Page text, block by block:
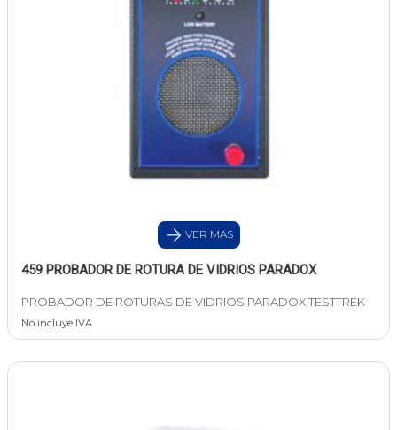
VER MAS
459 PROBADOR DE ROTURA DE VIDRIOS PARADOX
PROBADOR DE ROTURAS DE VIDRIOS PARADOX TESTTREK
No incluye IVA